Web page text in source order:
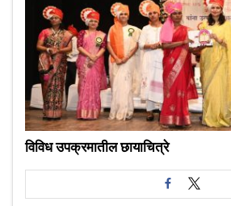
विविध उपक्रमातील छायाचित्रे